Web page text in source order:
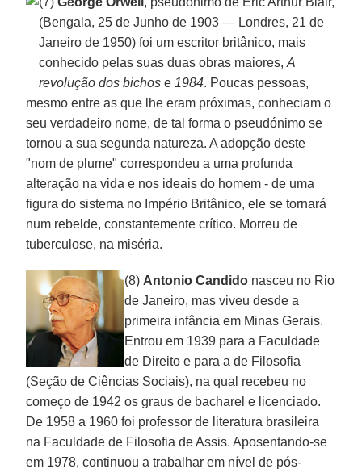
(Bengala, 25 de Junho de 1903 — Londres, 21 de
Janeiro de 1950) foi um escritor britânico, mais
conhecido pelas suas duas obras maiores,A
revolução dos bichos e 1984. Poucas pessoas,
mesmo entre as que lhe eram próximas, conheciam o
seu verdadeiro nome, de tal forma o pseudónimo se
tornou a sua segunda natureza. A adopção deste
"nom de plume" correspondeu a uma profunda
alteração na vida e nos ideais do homem - de uma
figura do sistema no Império Britânico, ele se tornará
num rebelde, constantemente crítico. Morreu de
tuberculose, na miséria.
(8) Antonio Candido nasceu no Rio
de Janeiro, mas viveu desde a
primeira infância em Minas Gerais.
Entrou em 1939 para a Faculdade
de Direito e para a de Filosofia
(Seção de Ciências Sociais), na qual recebeu no
começo de 1942 os graus de bacharel e licenciado.
De 1958 a 1960 foi professor de literatura brasileira
na Faculdade de Filosofia de Assis. Aposentando-se
em 1978, continuou a trabalhar em nível de pós-